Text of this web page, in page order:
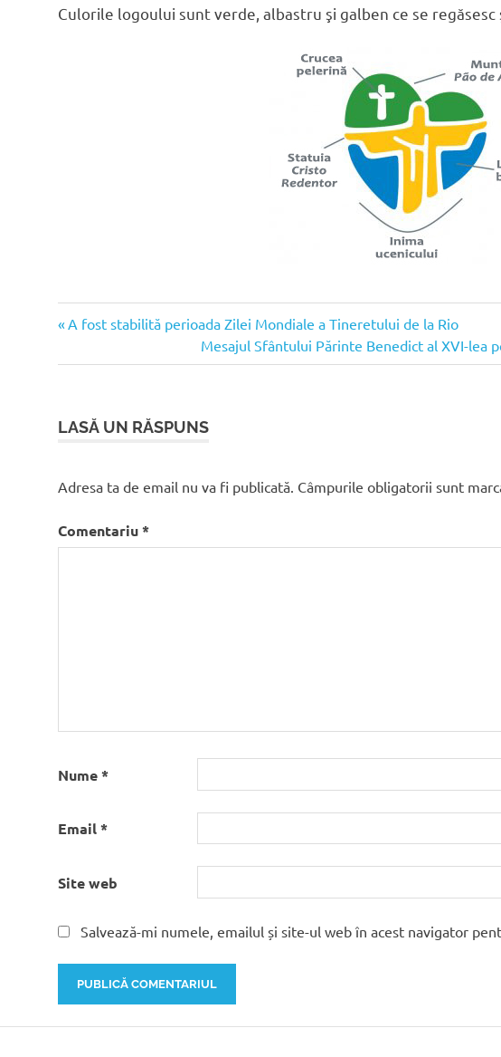
Culorile logoului sunt verde, albastru şi galben ce se regăsesc
Navigare
în
Articolul
A fost stabilită perioada Zilei Mondiale a Tineretului de la Rio
Articolul
următor:
Mesajul Sfântului Părinte Benedict al XVI-lea
LASĂ UN RĂSPUNS
Adresa ta de email nu va fi publicată. Câmpurile obligatorii sunt
Comentariu*
Nume*
Email*
Site web
Salvează-mi numele, emailul și site-ul web în acest navigator